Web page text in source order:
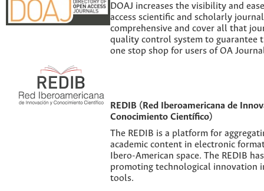
DOAJ increases the visibility and
access scientific and scholarly
comprehensive and cover all that
quality control system to guarantee
one stop shop for users of OA
REDIB (Red Iberoamericana de
Conocimiento Científico)
The REDIB is a platform for
academic content in electronic
Ibero-American space. The REDIB
promoting technological innovation
tools.